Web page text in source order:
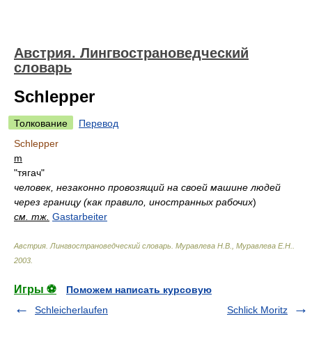
Австрия. Лингвострановедческий
словарь
Schlepper
Толкование
Перевод
Schlepper
m
"тягач"
человек, незаконно провозящий на своей машине людей
через границу (как правило, иностранных рабочих)
см. тж. Gastarbeiter
Австрия. Лингвострановедческий словарь Муравлева Н.В., Муравлева Е.Н.
2003
Игры ⚽
Поможем написать курсовую
Schleicherlaufen
Schlick Moritz